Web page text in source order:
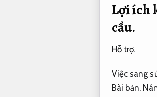
Lợi ích
cầu.
Hỗ trợ.
Việc sang
Bài bản.